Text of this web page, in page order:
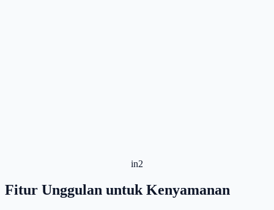
in2
Fitur Unggulan untuk Kenyamanan